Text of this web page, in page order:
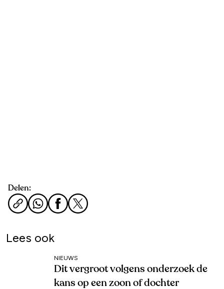
Delen:
Lees ook
NIEUWS
Dit vergroot volgens onderzoek de
kans op een zoon of dochter